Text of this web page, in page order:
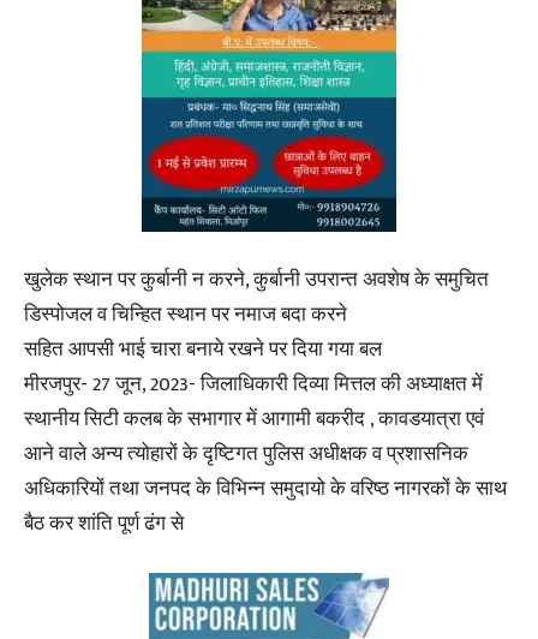
खुलेक स्थान पर कुर्बानी न करने, कुर्बानी उपरान्त अवशेष के समुचित
डिस्पोजल व चिन्हित स्थान पर नमाज बदा करने
सहित आपसी भाई चारा बनाये रखने पर दिया गया बल
मीरजपुर- 27 जून, 2023- जिलाधिकारी दिव्या मित्तल की अध्याक्षत में
स्थानीय सिटी कलब के सभागार में आगामी बकरीद , कावडयात्रा एवं
आने वाले अन्य त्योहारों के दृष्टिगत पुलिस अधीक्षक व प्रशासनिक
अधिकारियों तथा जनपद के विभिन्न समुदायो के वरिष्ठ नागरकों के साथ
बैठ कर शांति पूर्ण ढंग से